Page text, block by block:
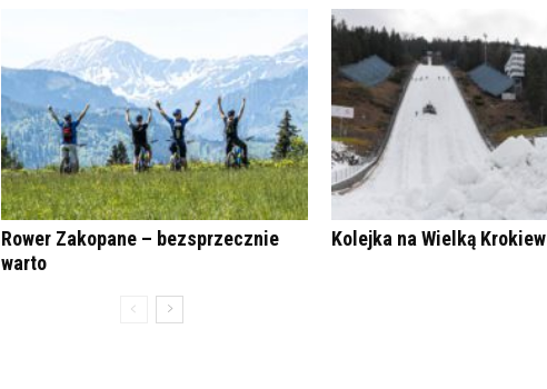
Rower Zakopane – bezsprzecznie
warto
Kolejka na Wielką Krokiew